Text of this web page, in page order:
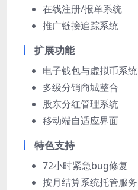
在线注册/报单系统
推广链接追踪系统
扩展功能
电子钱包与虚拟币系统
多级分销商城整合
股东分红管理系统
移动端自适应界面
特色支持
72小时紧急bug修复
按月结算系统托管服务